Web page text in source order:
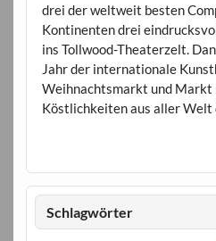
drei der weltweit besten
Kontinenten drei
ins Tollwood-Theaterzelt.
Jahr der internationale
Weihnachtsmarkt und Markt
Köstlichkeiten aus aller Welt
Schlagwörter